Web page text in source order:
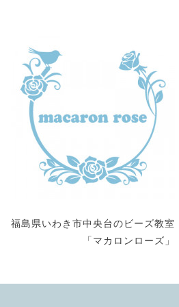
福島県いわき市中央台のビーズ教室
「マカロンローズ」